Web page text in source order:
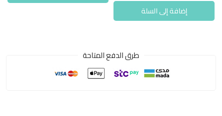
إضافة إلى السلة
طرق الدفع المتاحة